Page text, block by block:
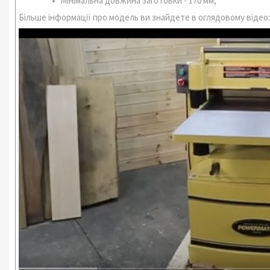
Більше інформації про модель ви знайдете в оглядовому відео: